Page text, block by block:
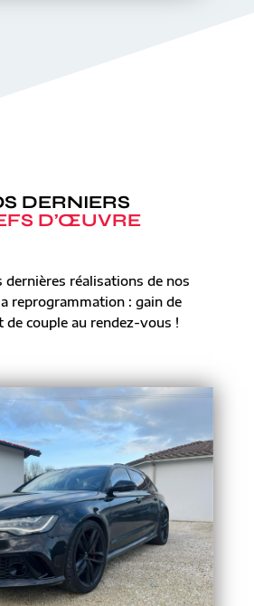
DERNIERS
D’ŒUVRE
dernières réalisations de nos
reprogrammation : gain de
de couple au rendez-vous !